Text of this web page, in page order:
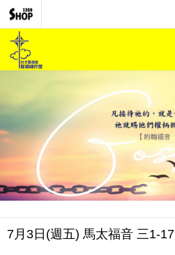
7月3日(週五) 馬太福音 三1-17